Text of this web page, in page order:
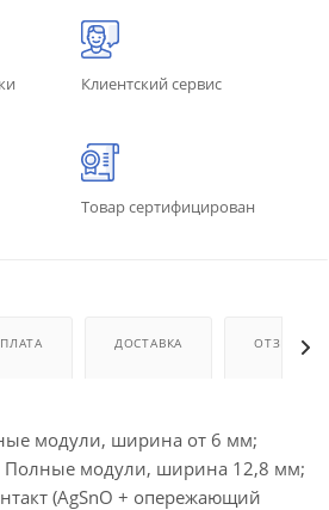
Клиентский сервис
Товар сертифицирован
ДОСТАВКА ОТЗЫВЫ
модули, ширина от 6 мм;
Полные модули, ширина 12,8 мм;
(AgSnO + опережающий